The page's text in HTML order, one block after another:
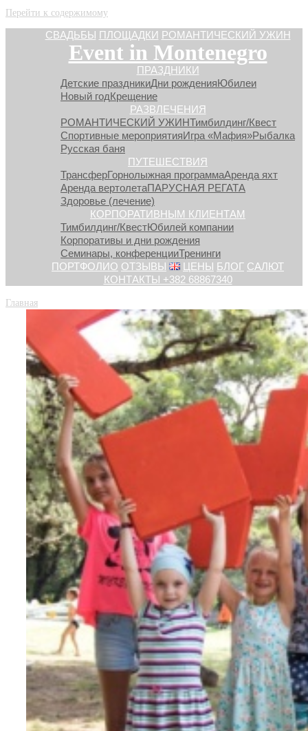
Перейти к содержимому
СВАДЬБЫ ПЛОЩАДКИ РОМАНТИЧЕСКИЙ УЖИН
Event in Montenegro
ПРАЗДНИКИ
Детские праздникиДни рожденияЮбилеи
Новый годКрещение
РАЗВЛЕЧЕНИЯ
РОМАНТИЧЕСКИЙ УЖИНТимбилдинг/Квест
Спортивные мероприятияИгра «Мафия»Рыбалка
Русская баня
ПУТЕШЕСТВИЯ
ТрансферГорнолыжная программаАренда яхт
Аренда вертолетаПАРУСНАЯ РЕГАТА
Здоровье (лечение)
КОРПОРАТИВНЫМ КЛИЕНТАМ
Тимбилдинг/КвестЮбилей компании
Корпоративы и дни рождения
Семинары, конференцииТренинги
ПОРТФОЛИО ОТЗЫВЫ ЦЕНЫ БЛОГ САЛЮТ
КОНТАКТЫ +382 68867340
Главная